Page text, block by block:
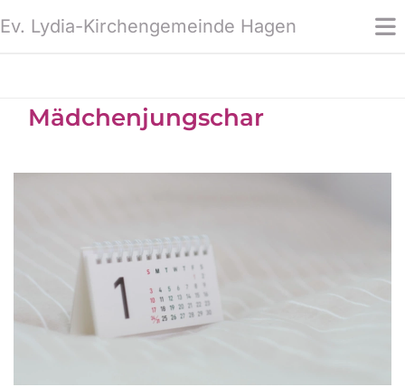
Ev. Lydia-Kirchengemeinde Hagen
Mädchenjungschar